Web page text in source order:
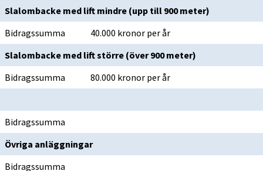
Slalombacke med lift mindre (upp till 900 meter)
Bidragssumma
40.000 kronor per år
Slalombacke med lift större (över 900 meter)
Bidragssumma
80.000 kronor per år
Bidragssumma
Övriga anläggningar
Bidragssumma